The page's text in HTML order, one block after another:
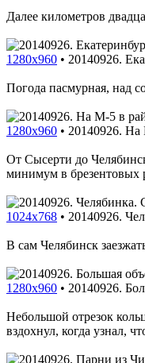
Далее километров
1280x960 • 20140926.
Погода пасмурная, над
1280x960 • 20140926. На
От Сысерти до
минимум в брезентовых
1024x768 • 20140926.
В сам Челябинск
1280x960 • 20140926.
Небольшой отрезок
вздохнул, когда узнал,